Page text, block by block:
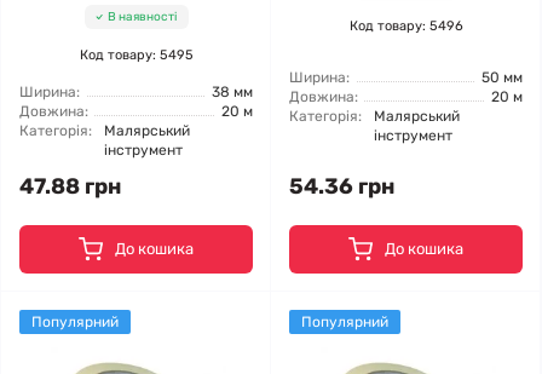
В наявності
Код товару: 5495
Ширина:
38 мм
Довжина:
20 м
Категорія:
Малярський
інструмент
47.88 грн
До кошика
Код товару: 5496
Ширина:
50 мм
Довжина:
20 м
Категорія:
Малярський
інструмент
54.36 грн
До кошика
Популярний Популярний